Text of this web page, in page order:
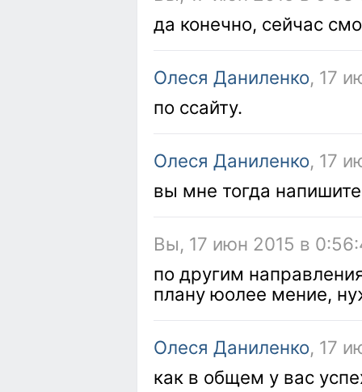
да конечно, сейчас
Олеся Даниленко, 17
по ссайту.
Олеся Даниленко, 17
вы мне тогда
Вы, 17 июн 2015 в
по другим
плану юолее мение,
Олеся Даниленко, 17
как в общем у вас